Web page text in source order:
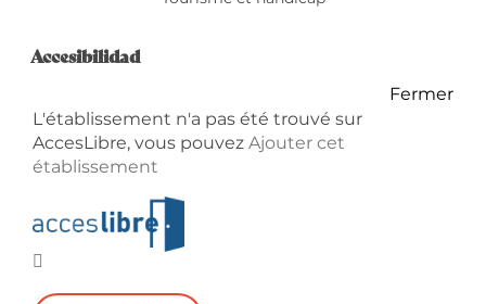
Accesibilidad
Fermer
L'établissement n'a pas été trouvé sur
AccesLibre, vous pouvez Ajouter cet
établissement